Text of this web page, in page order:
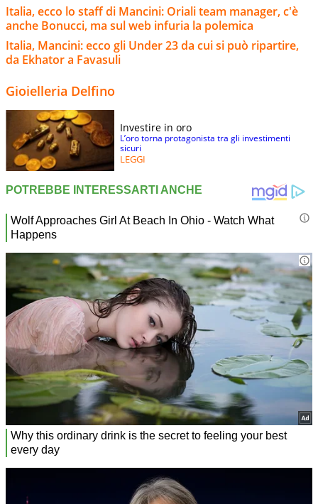
Italia, ecco lo staff di Mancini: Oriali team manager, c'è
anche Bonucci, ma sul web infuria la polemica
Italia, Mancini: ecco gli Under 23 da cui si può ripartire,
da Ekhator a Favasuli
Gioielleria Delfino
Investire in oro
L’oro torna protagonista tra gli investimenti
sicuri
LEGGI